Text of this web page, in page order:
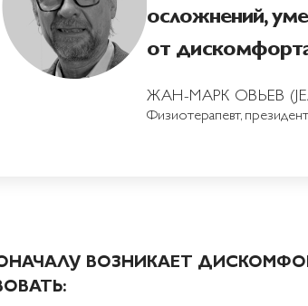
осложнений,
от
ЖАН-МАРК ОВЬЕВ
Физиотерапевт,
ВОЗНИКАЕТ